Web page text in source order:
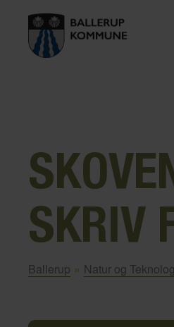
SKRIV
Ballerup » Natur og